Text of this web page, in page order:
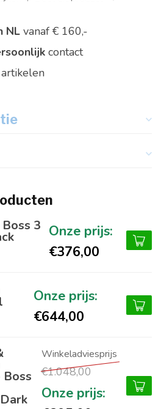
NL vanaf € 160,-
contact
artikelen
3
€376,00
€644,00
€1.048,00